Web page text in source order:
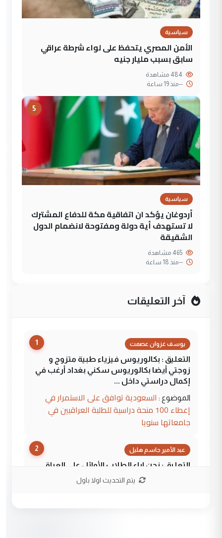
سياسية
الأمن المصري يتحفظ على لواء شرطة عراقي
سابق بسبب مليار جنيه
--منذ 19 ساعة
5
سياسية
أردوغان يؤكد ان اتفاقية مكة للدفاع المشترك
لا تستهدف أية دولة ومفتوحة لانضمام الدول
الشقيقة
--منذ 18 ساعة
آخر التعليقات
1 يوسف غزوان عصمت
التعليق : بكالوريوس فيزياء طبية متزوج و
زوجتي أيضا بكالوريوس سكني بغداد أرغب في
إكمال دراستي داخل ...
الموضوع : السعودية توافق على الاستمرار في
إعطاء 100 منحة دراسية للطلبة العراقيين في
جامعاتها سنويا
2 عبد الأمير جاسم هليل
التعليق : نحن اباء الطلاب الأوائل على العراق
نتشرف بلقاء السيد احمد الصافي في العتبات
يتم التحديث اولا باول